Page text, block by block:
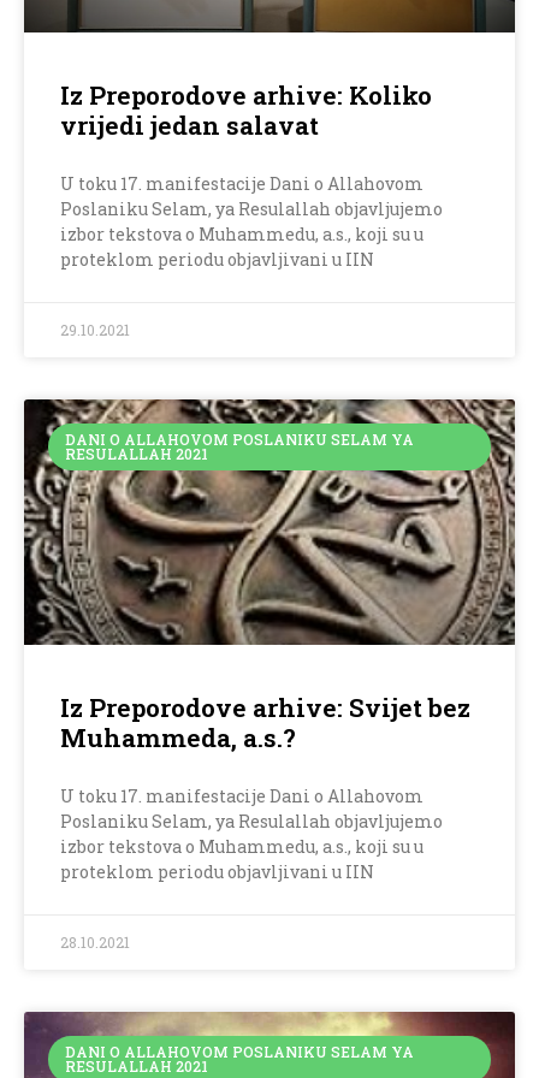
Iz Preporodove arhive: Koliko
vrijedi jedan salavat
U toku 17. manifestacije Dani o Allahovom
Poslaniku Selam, ya Resulallah objavljujemo
izbor tekstova o Muhammedu, a.s., koji su u
proteklom periodu objavljivani u IIN
29.10.2021
DANI O ALLAHOVOM POSLANIKU SELAM YA
RESULALLAH 2021
Iz Preporodove arhive: Svijet bez
Muhammeda, a.s.?
U toku 17. manifestacije Dani o Allahovom
Poslaniku Selam, ya Resulallah objavljujemo
izbor tekstova o Muhammedu, a.s., koji su u
proteklom periodu objavljivani u IIN
28.10.2021
DANI O ALLAHOVOM POSLANIKU SELAM YA
RESULALLAH 2021